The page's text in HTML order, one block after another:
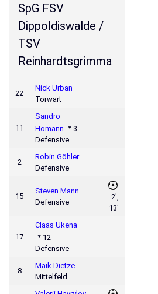
SpG FSV
Dippoldiswalde /
TSV
Reinhardtsgrimma
22
Nick Urban
Torwart
11
Sandro
Homann
3
Defensive
2
Robin Göhler
Defensive
15
Steven Mann
Defensive
2',
13'
17
Claas Ukena
12
Defensive
8
Maik Dietze
Mittelfeld